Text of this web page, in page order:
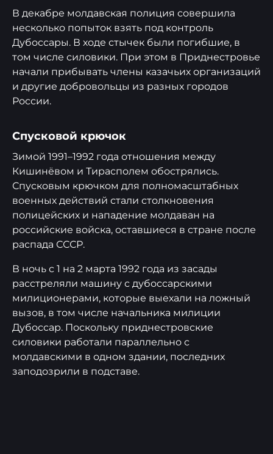
В декабре молдавская полиция совершила
несколько попыток взять под контроль
Дубоссары. В ходе стычек были погибшие, в
том числе силовики. При этом в Приднестровье
начали прибывать члены казачьих организаций
и другие добровольцы из разных городов
России.
Спусковой крючок
Зимой 1991–1992 года отношения между
Кишинёвом и Тирасполем обострялись.
Спусковым крючком для полномасштабных
военных действий стали столкновения
полицейских и нападение молдаван на
российские войска, оставшиеся в стране после
распада СССР.
В ночь с 1 на 2 марта 1992 года из засады
расстреляли машину с дубоссарскими
милиционерами, которые выехали на ложный
вызов, в том числе начальника милиции
Дубоссар. Поскольку приднестровские
силовики работали параллельно с
молдавскими в одном здании, последних
заподозрили в подставе.